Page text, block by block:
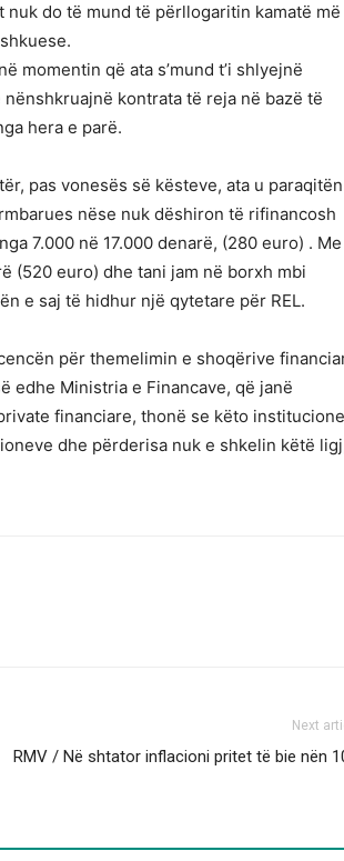
do të mund të përllogaritin kamatë më
momentin që ata s’mund t’i shlyejnë
kontrata të reja në bazë të
hera e parë.
pas vonesës së kësteve, ata u paraqitën
nëse nuk dëshiron të rifinancosh
7.000 në 17.000 denarë, (280 euro) . Me
(520 euro) dhe tani jam në borxh mbi
e saj të hidhur një qytetare për REL.
për themelimin e shoqërive
edhe Ministria e Financave, që janë
financiare, thonë se këto institucione
dhe përderisa nuk e shkelin këtë
Next
RMV / Në shtator inflacioni pritet të bie nën